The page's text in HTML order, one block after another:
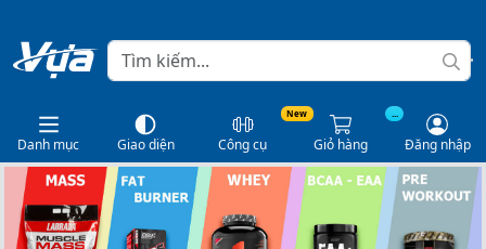
Danh mục Giao diện
New
Công cụ
...
Giỏ hàng Đăng nhập